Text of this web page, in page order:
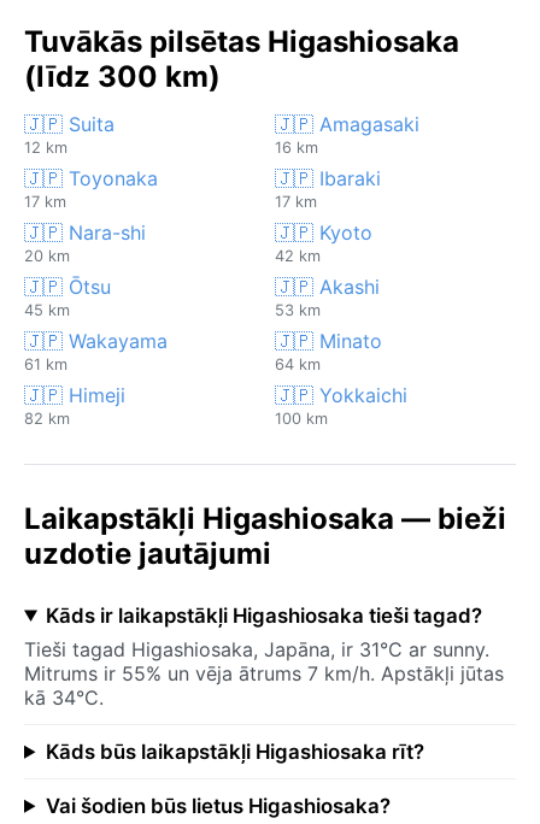
Tuvākās pilsētas Higashiosaka
(līdz 300 km)
🇯🇵 Suita
12 km
🇯🇵 Amagasaki
16 km
🇯🇵 Toyonaka
17 km
🇯🇵 Ibaraki
17 km
🇯🇵 Nara-shi
20 km
🇯🇵 Kyoto
42 km
🇯🇵 Ōtsu
45 km
🇯🇵 Akashi
53 km
🇯🇵 Wakayama
61 km
🇯🇵 Minato
64 km
🇯🇵 Himeji
82 km
🇯🇵 Yokkaichi
100 km
Laikapstākļi Higashiosaka — bieži
uzdotie jautājumi
Kāds ir laikapstākļi Higashiosaka tieši tagad?
Tieši tagad Higashiosaka, Japāna, ir 31°C ar sunny.
Mitrums ir 55% un vēja ātrums 7 km/h. Apstākļi jūtas
kā 34°C.
Kāds būs laikapstākļi Higashiosaka rīt?
Vai šodien būs lietus Higashiosaka?